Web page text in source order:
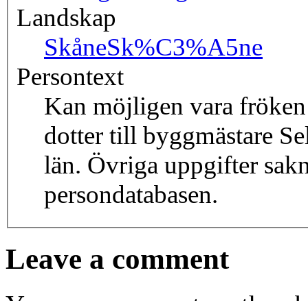
Landskap
SkåneSk%C3%A5ne
Persontext
Kan möjligen vara
dotter till byggmästare
län. Övriga uppgifter
persondatabasen.
Leave a comment